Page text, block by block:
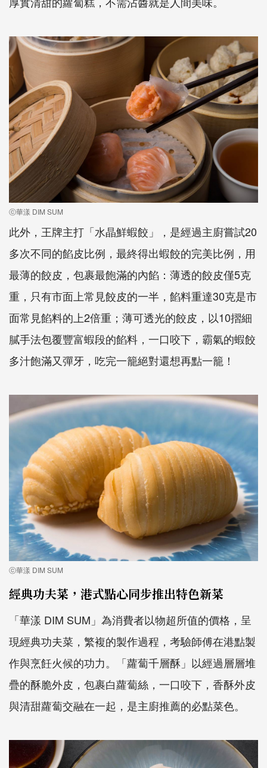
ⓒ華漾 DIM SUM
此外，王牌主打「水晶鮮蝦餃」，是經過主廚嘗試20
多次不同的餡皮比例，最終得出蝦餃的完美比例，用
最薄的餃皮，包裹最飽滿的內餡：薄透的餃皮僅5克
重，只有市面上常見餃皮的一半，餡料重達30克是市
面常見餡料的上2倍重；薄可透光的餃皮，以10摺細
膩手法包覆豐富蝦段的餡料，一口咬下，霸氣的蝦餃
多汁飽滿又彈牙，吃完一籠絕對還想再點一籠！
ⓒ華漾 DIM SUM
經典功夫菜，港式點心同步推出特色新菜
「華漾 DIM SUM」為消費者以物超所值的價格，呈
現經典功夫菜，繁複的製作過程，考驗師傅在港點製
作與烹飪火候的功力。「蘿蔔千層酥」以經過層層堆
疊的酥脆外皮，包裹白蘿蔔絲，一口咬下，香酥外皮
與清甜蘿蔔交融在一起，是主廚推薦的必點菜色。